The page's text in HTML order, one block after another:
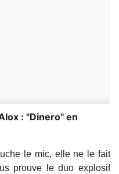
: "Dinero" en
le mic, elle ne le fait
prouve le duo explosif